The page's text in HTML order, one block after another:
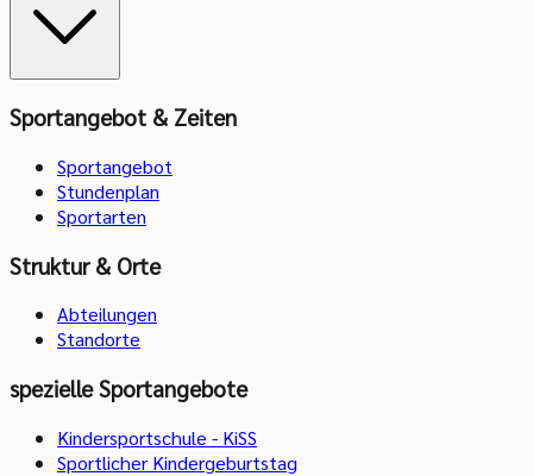
Sportangebot & Zeiten
Sportangebot
Stundenplan
Sportarten
Struktur & Orte
Abteilungen
Standorte
spezielle Sportangebote
Kindersportschule - KiSS
Sportlicher Kindergeburtstag